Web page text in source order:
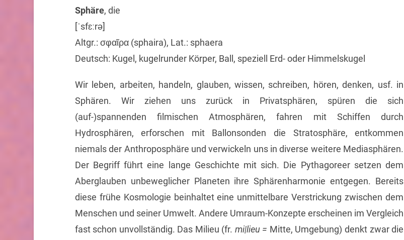
Sphäre, die
[ˈsfɛːrə]
Altgr.: σφαῖρα (sphaira), Lat.: sphaera
Deutsch: Kugel, kugelrunder Körper, Ball, speziell Erd- oder Himmelskugel
Wir leben, arbeiten, handeln, glauben, wissen, schreiben, hören, denken, usf. in
Sphären. Wir ziehen uns zurück in Privatsphären, spüren die sich
(auf-)spannenden filmischen Atmosphären, fahren mit Schiffen durch
Hydrosphären, erforschen mit Ballonsonden die Stratosphäre, entkommen
niemals der Anthroposphäre und verwickeln uns in diverse weitere Mediasphären.
Der Begriff führt eine lange Geschichte mit sich. Die Pythagoreer setzen dem
Aberglauben unbeweglicher Planeten ihre Sphärenharmonie entgegen. Bereits
diese frühe Kosmologie beinhaltet eine unmittelbare Verstrickung zwischen dem
Menschen und seiner Umwelt. Andere Umraum-Konzepte erscheinen im Vergleich
fast schon unvollständig. Das Milieu (fr. mi|lieu = Mitte, Umgebung) denkt zwar die